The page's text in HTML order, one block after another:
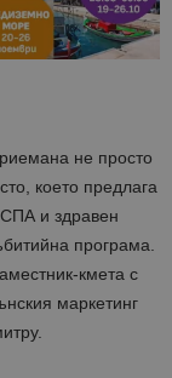
не просто
което предлага
и здравен
програма.
кмета с
маркетинг